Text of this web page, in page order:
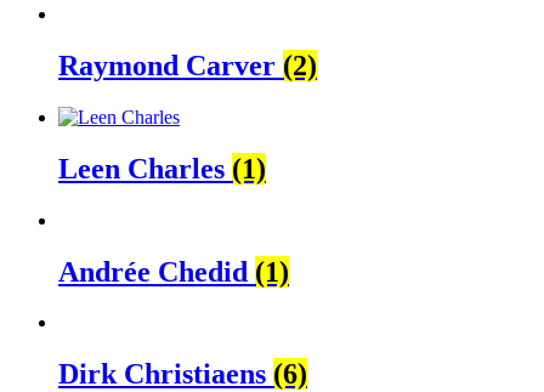
Raymond Carver (2)
Leen Charles (1)
Andrée Chedid (1)
Dirk Christiaens (6)